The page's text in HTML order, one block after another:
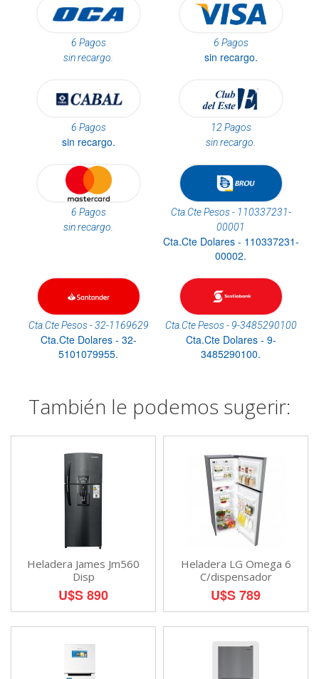
6 Pagos
sin recargo.
6 Pagos
sin recargo.
6 Pagos
sin recargo.
12 Pagos
sin recargo.
6 Pagos
sin recargo.
Cta.Cte Pesos - 110337231-
00001
Cta.Cte Dolares - 110337231-
00002.
Cta.Cte Pesos - 32-1169629
Cta.Cte Dolares - 32-
5101079955.
Cta.Cte Pesos - 9-3485290100
Cta.Cte Dolares - 9-
3485290100.
También le podemos sugerir:
Heladera James Jm560
Disp
U$S 890
Heladera LG Omega 6
C/dispensador
U$S 789